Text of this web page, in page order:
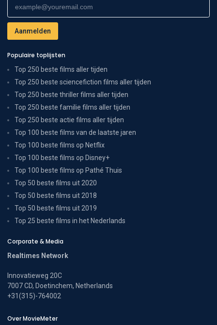
Populaire toplijsten
Top 250 beste films aller tijden
Top 250 beste sciencefiction films aller tijden
Top 250 beste thriller films aller tijden
Top 250 beste familie films aller tijden
Top 250 beste actie films aller tijden
Top 100 beste films van de laatste jaren
Top 100 beste films op Netflix
Top 100 beste films op Disney+
Top 100 beste films op Pathé Thuis
Top 50 beste films uit 2020
Top 50 beste films uit 2018
Top 50 beste films uit 2019
Top 25 beste films in het Nederlands
Corporate & Media
Realtimes Network
Innovatieweg 20C
7007 CD, Doetinchem, Netherlands
+31(315)-764002
Over MovieMeter